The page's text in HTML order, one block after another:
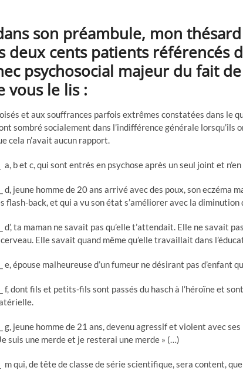
son préambule, mon
deux cents patients référencés
psychosocial majeur du fait
vous le lis :
et aux souffrances parfois extrêmes constatées dans le
sombré socialement dans l’indifférence générale lorsqu’ils
cela n’avait aucun rapport.
a, b et c, qui sont entrés en psychose après un seul joint et
d, jeune homme de 20 ans arrivé avec des poux, son eczéma
flash-back, et qui a vu son état s’améliorer avec la diminution
d’, ta maman ne savait pas qu’elle t’attendait. Elle ne savait
Elle savait quand même qu’elle travaillait dans
e, épouse malheureuse d’un fumeur ne désirant pas d’enfant
f, dont fils et petits-fils sont passés du hasch à l’héroïne et
g, jeune homme de 21 ans, devenu agressif et violent avec
suis une merde et je resterai une merde » (…)
m qui, de tête de classe de série scientifique, sera content,